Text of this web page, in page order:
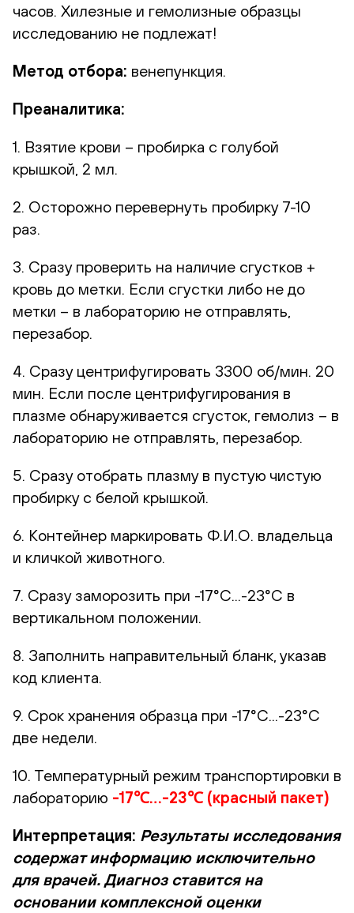
часов. Хилезные и гемолизные образцы
исследованию не подлежат!
Метод отбора: венепункция.
Преаналитика:
1. Взятие крови – пробирка с голубой
крышкой, 2 мл.
2. Осторожно перевернуть пробирку 7-10
раз.
3. Сразу проверить на наличие сгустков +
кровь до метки. Если сгустки либо не до
метки – в лабораторию не отправлять,
перезабор.
4. Сразу центрифугировать 3300 об/мин. 20
мин. Если после центрифугирования в
плазме обнаруживается сгусток, гемолиз – в
лабораторию не отправлять, перезабор.
5. Сразу отобрать плазму в пустую чистую
пробирку с белой крышкой.
6. Контейнер маркировать Ф.И.О. владельца
и кличкой животного.
7. Сразу заморозить при -17°С...-23°С в
вертикальном положении.
8. Заполнить направительный бланк, указав
код клиента.
9. Срок хранения образца при -17°С...-23°С
две недели.
10. Температурный режим транспортировки в
лабораторию -17℃…-23℃ (красный пакет)
Интерпретация: Результаты исследования
содержат информацию исключительно
для врачей. Диагноз ставится на
основании комплексной оценки